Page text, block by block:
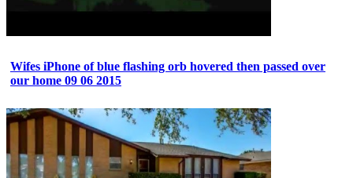
Wifes iPhone of blue flashing orb hovered then passed over
our home 09 06 2015